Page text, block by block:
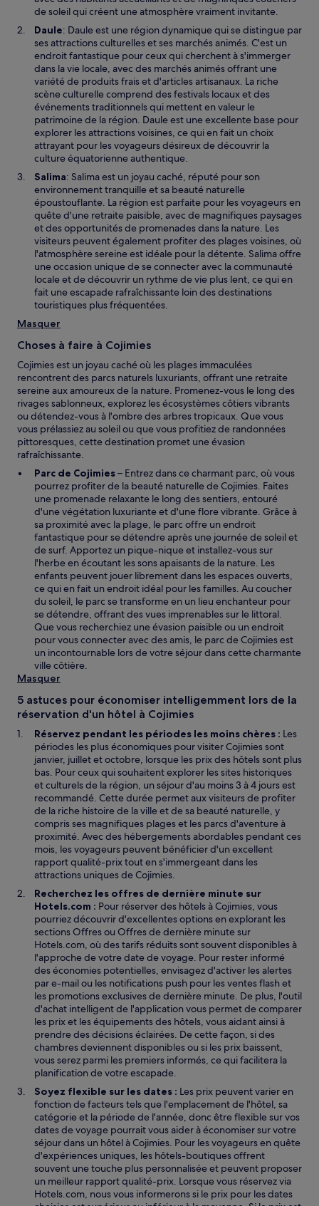
de soleil qui créent une atmosphère vraiment invitante.
Daule: Daule est une région dynamique qui se distingue par
ses attractions culturelles et ses marchés animés. C'est un
endroit fantastique pour ceux qui cherchent à s'immerger
dans la vie locale, avec des marchés animés offrant une
variété de produits frais et d'articles artisanaux. La riche
scène culturelle comprend des festivals locaux et des
événements traditionnels qui mettent en valeur le
patrimoine de la région. Daule est une excellente base pour
explorer les attractions voisines, ce qui en fait un choix
attrayant pour les voyageurs désireux de découvrir la
culture équatorienne authentique.
Salima: Salima est un joyau caché, réputé pour son
environnement tranquille et sa beauté naturelle
époustouflante. La région est parfaite pour les voyageurs en
quête d'une retraite paisible, avec de magnifiques paysages
et des opportunités de promenades dans la nature. Les
visiteurs peuvent également profiter des plages voisines, où
l'atmosphère sereine est idéale pour la détente. Salima offre
une occasion unique de se connecter avec la communauté
locale et de découvrir un rythme de vie plus lent, ce qui en
fait une escapade rafraîchissante loin des destinations
touristiques plus fréquentées.
Masquer
Choses à faire à Cojimies
Cojimies est un joyau caché où les plages immaculées
rencontrent des parcs naturels luxuriants, offrant une retraite
sereine aux amoureux de la nature. Promenez-vous le long des
rivages sablonneux, explorez les écosystèmes côtiers vibrants
ou détendez-vous à l'ombre des arbres tropicaux. Que vous
vous prélassiez au soleil ou que vous profitiez de randonnées
pittoresques, cette destination promet une évasion
rafraîchissante.
Parc de Cojimies– Entrez dans ce charmant parc, où vous
pourrez profiter de la beauté naturelle de Cojimies. Faites
une promenade relaxante le long des sentiers, entouré
d'une végétation luxuriante et d'une flore vibrante. Grâce à
sa proximité avec la plage, le parc offre un endroit
fantastique pour se détendre après une journée de soleil et
de surf. Apportez un pique-nique et installez-vous sur
l'herbe en écoutant les sons apaisants de la nature. Les
enfants peuvent jouer librement dans les espaces ouverts,
ce qui en fait un endroit idéal pour les familles. Au coucher
du soleil, le parc se transforme en un lieu enchanteur pour
se détendre, offrant des vues imprenables sur le littoral.
Que vous recherchiez une évasion paisible ou un endroit
pour vous connecter avec des amis, le parc de Cojimies est
un incontournable lors de votre séjour dans cette charmante
ville côtière.
Masquer
5 astuces pour économiser intelligemment lors de la
réservation d'un hôtel à Cojimies
Réservez pendant les périodes les moins chères : Les
périodes les plus économiques pour visiter Cojimies sont
janvier, juillet et octobre, lorsque les prix des hôtels sont plus
bas. Pour ceux qui souhaitent explorer les sites historiques
et culturels de la région, un séjour d'au moins 3 à 4 jours est
recommandé. Cette durée permet aux visiteurs de profiter
de la riche histoire de la ville et de sa beauté naturelle, y
compris ses magnifiques plages et les parcs d'aventure à
proximité. Avec des hébergements abordables pendant ces
mois, les voyageurs peuvent bénéficier d'un excellent
rapport qualité-prix tout en s'immergeant dans les
attractions uniques de Cojimies.
Recherchez les offres de dernière minute sur
Hotels.com : Pour réserver des hôtels à Cojimies, vous
pourriez découvrir d'excellentes options en explorant les
sections Offres ou Offres de dernière minute sur
Hotels.com, où des tarifs réduits sont souvent disponibles à
l'approche de votre date de voyage. Pour rester informé
des économies potentielles, envisagez d'activer les alertes
par e-mail ou les notifications push pour les ventes flash et
les promotions exclusives de dernière minute. De plus, l'outil
d'achat intelligent de l'application vous permet de comparer
les prix et les équipements des hôtels, vous aidant ainsi à
prendre des décisions éclairées. De cette façon, si des
chambres deviennent disponibles ou si les prix baissent,
vous serez parmi les premiers informés, ce qui facilitera la
planification de votre escapade.
Soyez flexible sur les dates : Les prix peuvent varier en
fonction de facteurs tels que l'emplacement de l'hôtel, sa
catégorie et la période de l'année, donc être flexible sur vos
dates de voyage pourrait vous aider à économiser sur votre
séjour dans un hôtel à Cojimies. Pour les voyageurs en quête
d'expériences uniques, les hôtels-boutiques offrent
souvent une touche plus personnalisée et peuvent proposer
un meilleur rapport qualité-prix. Lorsque vous réservez via
Hotels.com, nous vous informerons si le prix pour les dates